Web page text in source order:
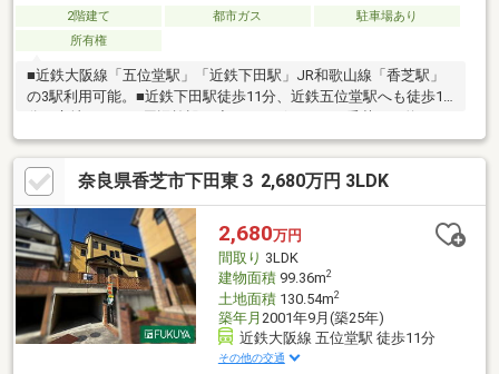
2階建て 都市ガス
駐車場あり
所有権
■近鉄大阪線「五位堂駅」「近鉄下田駅」JR和歌山線「香芝駅」
の3駅利用可能。■近鉄下田駅徒歩11分、近鉄五位堂駅へも徒歩13
ｍ◆スーパーサンディまで約570ｍ◆ウエルシア磯壁店まで約730
ｍ◆ダイソー香芝店まで約630ｍ◆香芝市役所まで約1200ｍ現地
見学会（事前に必ずお問い合わせください）日程／公開中■□■空
家につき、お気軽にご覧いただけます■□■現地見学・資金計画・
住宅ローン・リフォーム・買換え相談など何でもお気軽にお問い
合わせください！フリーコール：０１２０－270－272 （担当：
いまふく）
奈良県香芝市下田東３ 2,680万円 3LDK
2,680万円
間取り 3LDK
建物面積99.36m2
土地面積130.54m2
築年月 2001年9月(築25年)
近鉄大阪線 五位堂駅 徒歩11分
その他の交通